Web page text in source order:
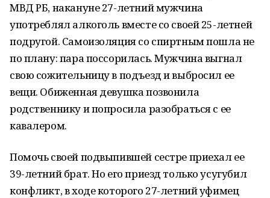
МВД РБ, накануне 27-летний мужчина
употреблял алкоголь вместе со своей 25-летней
подругой. Самоизоляция со спиртным пошла не
по плану: пара поссорилась. Мужчина выгнал
свою сожительницу в подъезд и выбросил ее
вещи. Обиженная девушка позвонила
родственнику и попросила разобраться с ее
кавалером.
Помочь своей подвыпившей сестре приехал ее
39-летний брат. Но его приезд только усугубил
конфликт, в ходе которого 27-летний уфимец